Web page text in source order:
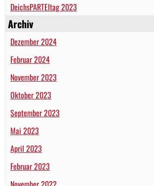
DeichsPARTEItag 2023
Archiv
Dezember 2024
Februar 2024
November 2023
Oktober 2023
September 2023
Mai 2023
April 2023
Februar 2023